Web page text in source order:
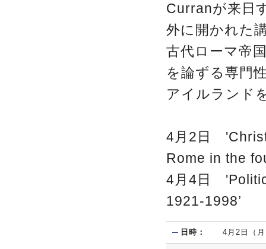
Curranが来日
外に開かれた
古代ローマ帝
を論ずる専門
アイルラン
4月2日
Rome in the
4月4日
1921-1998’
日時： 4月2日（